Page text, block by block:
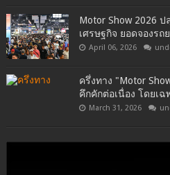
Motor Show 2026
เศรษฐกิจ ยอดจองร
April 06, 2026
ครึ่งทาง "Motor
คึกคักต่อเนื่อง โดยเ
March 31, 2026